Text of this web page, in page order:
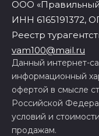
ООО
ИНН 6165191372,
Реестр
vam100@mail.ru
Данный интернет-
информационный
офертой в смысле
Российской
условий и
продажам.